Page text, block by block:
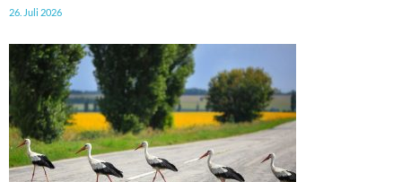
26. Juli 2026